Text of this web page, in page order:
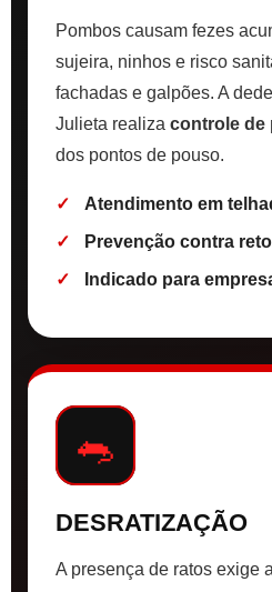
Pombos causam fezes
sujeira, ninhos e risco
fachadas e galpões. A
Julieta realiza controle de
dos pontos de pouso.
Atendimento em
Prevenção contra
Indicado para
🐀
DESRATIZAÇÃO
A presença de ratos exige